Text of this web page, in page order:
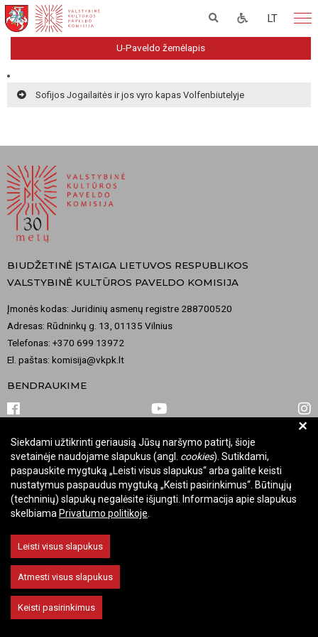
LT
U-Paveldo žemėlapis
Sofijos Jogailaitės ir jos vyro kapas Volfenbiutelyje
BIUDŽETINĖ ĮSTAIGA LIETUVOS RESPUBLIKOS
VALSTYBINĖ KULTŪROS PAVELDO KOMISIJA
Įmonės kodas: Juridinių asmenų registre 288700520
Adresas: Rūdninkų g. 13, 01135 Vilnius
Telefonas: +370 699 13972
El. paštas: komisija@vkpk.lt
BENDRAUKIME
© 2026 Valstybinė kultūros paveldo komisija. Visos teisės saugomos.
Keisti slapukų nustatymus
+
Siekdami užtikrinti geriausią Jūsų naršymo patirtį, šioje
svetainėje naudojame slapukus (angl. cookies). Sutikdami,
paspauskite mygtuką „Leisti visus slapukus“ arba galite keisti
nustatymus paspaudus mygtuką „Keisti pasirinkimus“. Būtinųjų
(techninių) slapukų negalėsite išjungti. Informacija apie slapukus
skelbiama Privatumo politikoje
Leisti visus slapukus
Atmesti visus slapukus
Keisti pasirinkimus